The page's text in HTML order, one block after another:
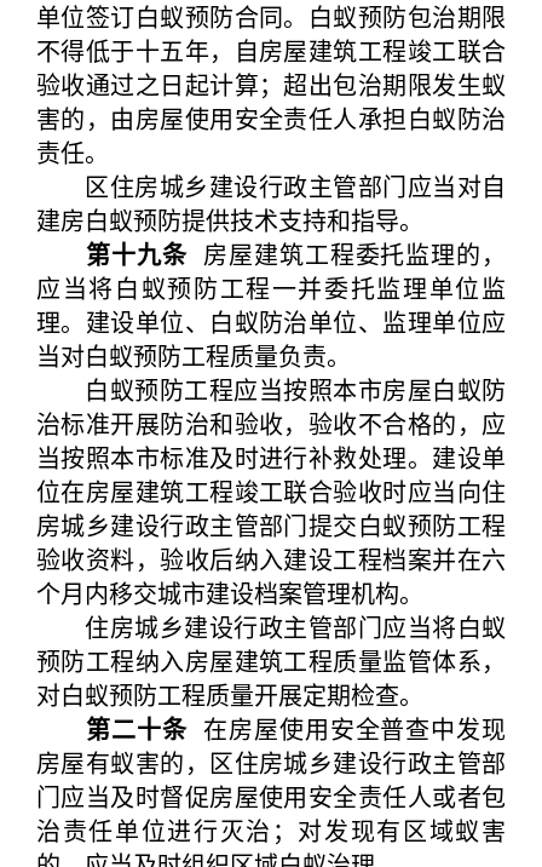
单位签订白蚁预防合同。白蚁预防包治期限
不得低于十五年，自房屋建筑工程竣工联合
验收通过之日起计算；超出包治期限发生蚁
害的，由房屋使用安全责任人承担白蚁防治
责任。
区住房城乡建设行政主管部门应当对自
建房白蚁预防提供技术支持和指导。
第十九条房屋建筑工程委托监理的，
应当将白蚁预防工程一并委托监理单位监
理。建设单位、白蚁防治单位、监理单位应
当对白蚁预防工程质量负责。
白蚁预防工程应当按照本市房屋白蚁防
治标准开展防治和验收，验收不合格的，应
当按照本市标准及时进行补救处理。建设单
位在房屋建筑工程竣工联合验收时应当向住
房城乡建设行政主管部门提交白蚁预防工程
验收资料，验收后纳入建设工程档案并在六
个月内移交城市建设档案管理机构。
住房城乡建设行政主管部门应当将白蚁
预防工程纳入房屋建筑工程质量监管体系，
对白蚁预防工程质量开展定期检查。
第二十条在房屋使用安全普查中发现
房屋有蚁害的，区住房城乡建设行政主管部
门应当及时督促房屋使用安全责任人或者包
治责任单位进行灭治；对发现有区域蚁害